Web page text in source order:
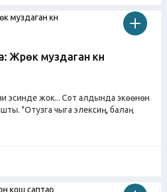
Жүрөк муздаган күн
эсинде жок... Сот алдында экөөнөн
"Отузга чыга элексиң, балаң